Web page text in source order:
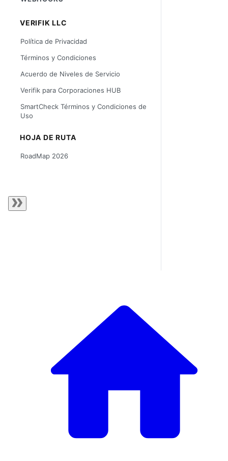
VERIFIK LLC
Política de Privacidad
Términos y Condiciones
Acuerdo de Niveles de Servicio
Verifik para Corporaciones HUB
SmartCheck Términos y Condiciones de
Uso
HOJA DE RUTA
RoadMap 2026